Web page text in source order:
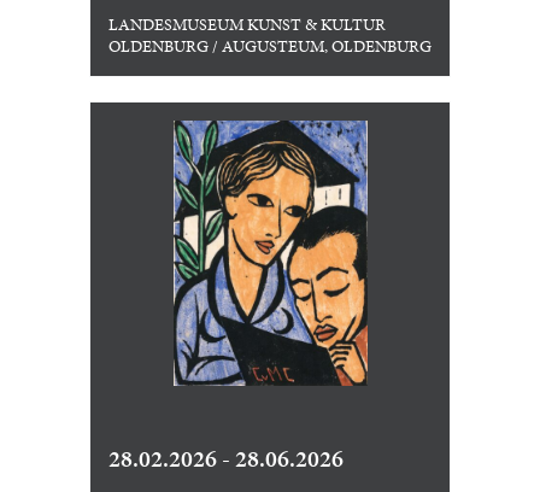
LANDESMUSEUM KUNST & KULTUR
OLDENBURG / AUGUSTEUM, OLDENBURG
28.02.2026 - 28.06.2026